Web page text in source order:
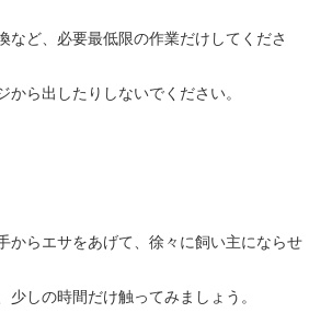
など、必要最低限の作業だけしてくださ
から出したりしないでください。
からエサをあげて、徐々に飼い主にならせ
少しの時間だけ触ってみましょう。